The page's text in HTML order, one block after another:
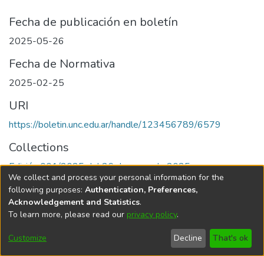
Fecha de publicación en boletín
2025-05-26
Fecha de Normativa
2025-02-25
URI
https://boletin.unc.edu.ar/handle/123456789/6579
Collections
Edición 001/2025 del 26 de mayo de 2025
Universidad Nacional de Córdoba
We collect and process your personal information for the
following purposes: Authentication, Preferences,
Acknowledgement and Statistics.
To learn more, please read our privacy policy.
Customize Decline That's ok